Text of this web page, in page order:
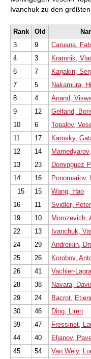
Ivanchuk zu den
Rank Old
3
9 Caruana,
4
3 Kramnik,
6
7 Karjakin,
7
5 Nakamura,
8
4 Anand,
9
12 Gelfand,
10
6 Topalov,
11
17 Kamsky,
12
14
13
23 Dominguez
14
16 Ponomariov,
15
15 Wang, Hao
16
11 Svidler, Peter
19
10 Morozevich,
22
13 Ivanchuk,
24
29 Andreikin,
25
26 Korobov,
26
41 Vachier-
28
38 Navara,
29
24 Bacrot,
30
46 Ding, Liren
39
47 Fressinet,
44
40 Eljanov,
45
54 Van Wely,